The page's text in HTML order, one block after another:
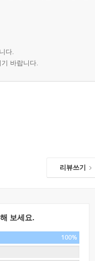
다.
바랍니다.
리뷰쓰기
보세요.
100%